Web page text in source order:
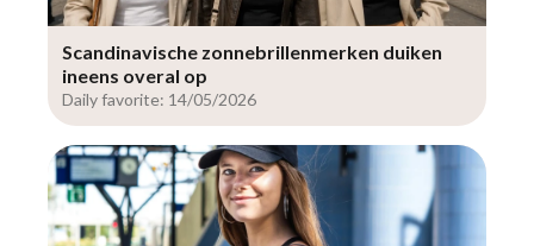
Scandinavische zonnebrillenmerken duiken
ineens overal op
Daily favorite: 14/05/2026